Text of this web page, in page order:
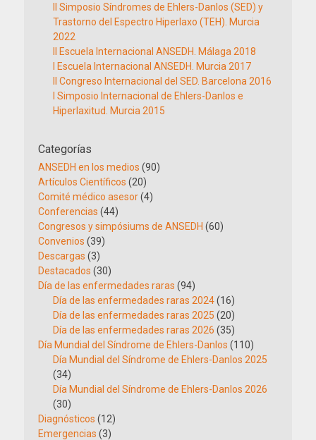
II Simposio Síndromes de Ehlers-Danlos (SED) y
Trastorno del Espectro Hiperlaxo (TEH). Murcia
2022
II Escuela Internacional ANSEDH. Málaga 2018
I Escuela Internacional ANSEDH. Murcia 2017
II Congreso Internacional del SED. Barcelona 2016
I Simposio Internacional de Ehlers-Danlos e
Hiperlaxitud. Murcia 2015
Categorías
ANSEDH en los medios (90)
Artículos Científicos (20)
Comité médico asesor(4)
Conferencias (44)
Congresos y simpósiums de ANSEDH (60)
Convenios (39)
Descargas (3)
Destacados (30)
Día de las enfermedades raras (94)
Día de las enfermedades raras 2024(16)
Día de las enfermedades raras 2025 (20)
Día de las enfermedades raras 2026 (35)
Día Mundial del Síndrome de Ehlers-Danlos (110)
Día Mundial del Síndrome de Ehlers-Danlos 2025
(34)
Día Mundial del Síndrome de Ehlers-Danlos 2026
(30)
Diagnósticos (12)
Emergencias (3)